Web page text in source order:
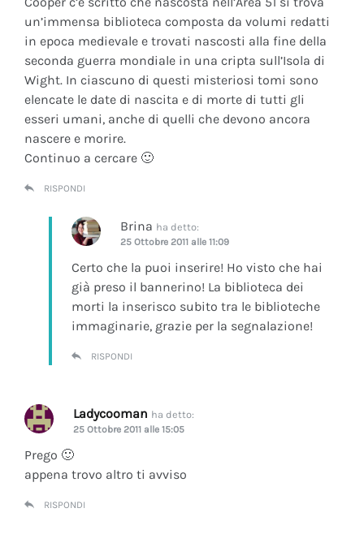
un’immensa biblioteca composta da volumi redatti
in epoca medievale e trovati nascosti alla fine della
seconda guerra mondiale in una cripta sull’Isola di
Wight. In ciascuno di questi misteriosi tomi sono
elencate le date di nascita e di morte di tutti gli
esseri umani, anche di quelli che devono ancora
nascere e morire.
Continuo a cercare 🙂
RISPONDI
Brina ha detto:
25 Ottobre 2011 alle 11:09
Certo che la puoi inserire! Ho visto che hai
già preso il bannerino! La biblioteca dei
morti la inserisco subito tra le biblioteche
immaginarie, grazie per la segnalazione!
RISPONDI
Ladycooman ha detto:
25 Ottobre 2011 alle 15:05
Prego 🙂
appena trovo altro ti avviso
RISPONDI